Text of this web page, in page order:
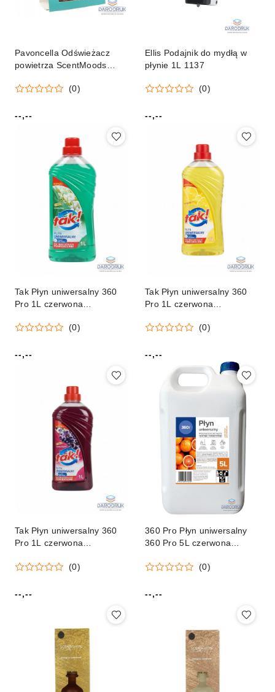
Pavoncella Odświeżacz
powietrza ScentMoods
Blossom Pavoncella
(0)
Cena:
--,--
Ellis Podajnik do mydłą w
płynie 1L 1137
(0)
Cena:
--,--
Tak Płyn uniwersalny 360
Pro 1L czerwona
(0)
Cena:
--,--
Tak Płyn uniwersalny 360
Pro 1L czerwona
(0)
Cena:
--,--
Tak Płyn uniwersalny 360
Pro 1L czerwona
(0)
Cena:
--,--
360 Pro Płyn uniwersalny
360 Pro 5L czerwona
(0)
Cena:
--,--